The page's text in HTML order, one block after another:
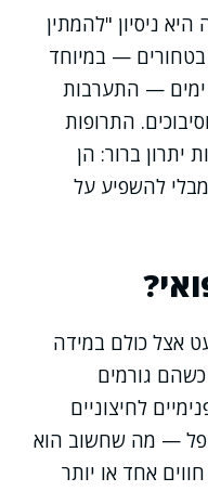
ניסיון "להמתין
— במיוחד
ימים — התערבות
התרופות
יתרון ברור: הן
להשפיע על
אצל כולם במידה
גורמים
לחיצוניים
— מה שחשוב הוא
אחד או יותר